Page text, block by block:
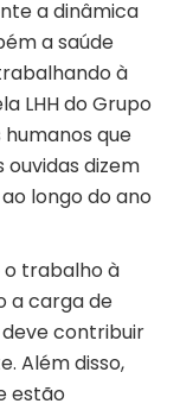
a dinâmica
a saúde
à
LHH do Grupo
que
ouvidas dizem
longo do ano
trabalho à
a carga de
contribuir
Além disso,
estão